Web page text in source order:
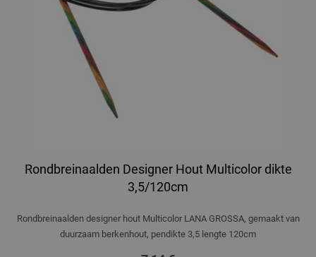
Rondbreinaalden Designer Hout Multicolor dikte
3,5/120cm
Rondbreinaalden designer hout Multicolor LANA GROSSA, gemaakt van
duurzaam berkenhout, pendikte 3,5 lengte 120cm